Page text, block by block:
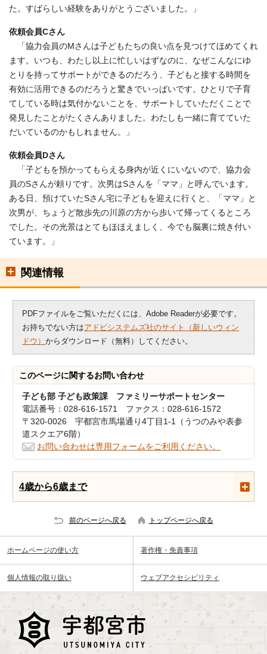
た。すばらしい経験をありがとうございました。」
依頼会員Cさん
「協力会員のMさんは子どもたちの良い点を見つけてほめてくれ
ます。いつも、わたし以上に忙しいはずなのに、なぜこんなにゆ
とりを持ってサポートができるのだろう、子どもと接する時間を
有効に活用できるのだろうと驚きでいっぱいです。ひとりで子育
てしている時は気付かないことを、サポートしていただくことで
発見したことがたくさんありました。わたしも一緒に育てていた
だいているのかもしれません。」
依頼会員Dさん
「子どもを預かってもらえる身内が近くにいないので、協力会
員のSさんが頼りです。次男はSさんを「ママ」と呼んでいます。
ある日、預けていたSさん宅に子どもを迎えに行くと、「ママ」と
次男が、ちょうど散歩先の川原の方から歩いて帰ってくるところ
でした。その光景はとてもほほえましく、今でも脳裏に焼き付い
ています。」
関連情報
PDFファイルをご覧いただくには、Adobe Readerが必要です。
お持ちでない方はアドビシステムズ社のサイト（新しいウィン
ドウ）からダウンロード（無料）してください。
このページに関するお問い合わせ
子ども部 子ども政策課 ファミリーサポートセンター
電話番号：028-616-1571 ファクス：028-616-1572
〒320-0026 宇都宮市馬場通り4丁目1-1（うつのみや表参
道スクエア6階）
お問い合わせは専用フォームをご利用ください。
4歳から6歳まで
前のページへ戻る トップページへ戻る
ホームページの使い方 著作権・免責事項
個人情報の取り扱い ウェブアクセシビリティ